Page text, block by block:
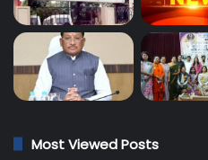
Most Viewed Posts